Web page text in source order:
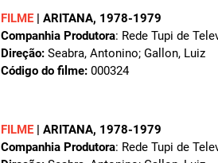
FILME | ARITANA, 1978-1979
Companhia Produtora: Rede Tupi de
Direção: Seabra, Antonino; Gallon, Luiz
Código do filme: 000324
FILME | ARITANA, 1978-1979
Companhia Produtora: Rede Tupi de